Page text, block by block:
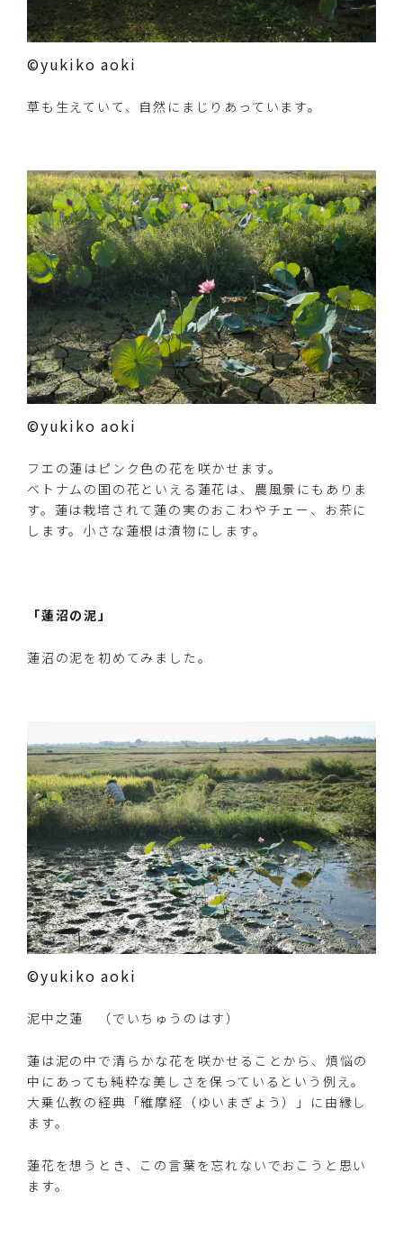
©yukiko aoki
草も生えていて、自然にまじりあっています。
©yukiko aoki
フエの蓮はピンク色の花を咲かせます。
ベトナムの国の花といえる蓮花は、農風景にもありま
す。蓮は栽培されて蓮の実のおこわやチェー、お茶に
します。小さな蓮根は漬物にします。
「蓮沼の泥」
蓮沼の泥を初めてみました。
©yukiko aoki
泥中之蓮 （でいちゅうのはす）
蓮は泥の中で清らかな花を咲かせることから、煩悩の
中にあっても純粋な美しさを保っているという例え。
大乗仏教の経典「維摩経（ゆいまぎょう）」に由縁し
ます。
蓮花を想うとき、この言葉を忘れないでおこうと思い
ます。